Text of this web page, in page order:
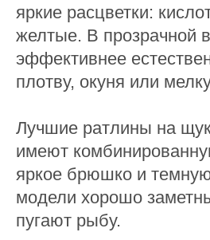
яркие расцветки:
желтые. В прозрачной
эффективнее
плотву, окуня или
Лучшие ратлины на
имеют
яркое брюшко и
модели хорошо
пугают рыбу.